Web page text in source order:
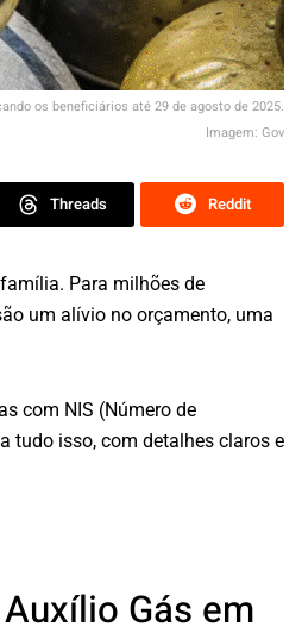
os beneficiários até 29 de agosto de 2025.
Imagem: Gov
Threads Reddit
Para milhões de
um alívio no orçamento, uma
com NIS (Número de
tudo isso, com detalhes claros e
Gás em